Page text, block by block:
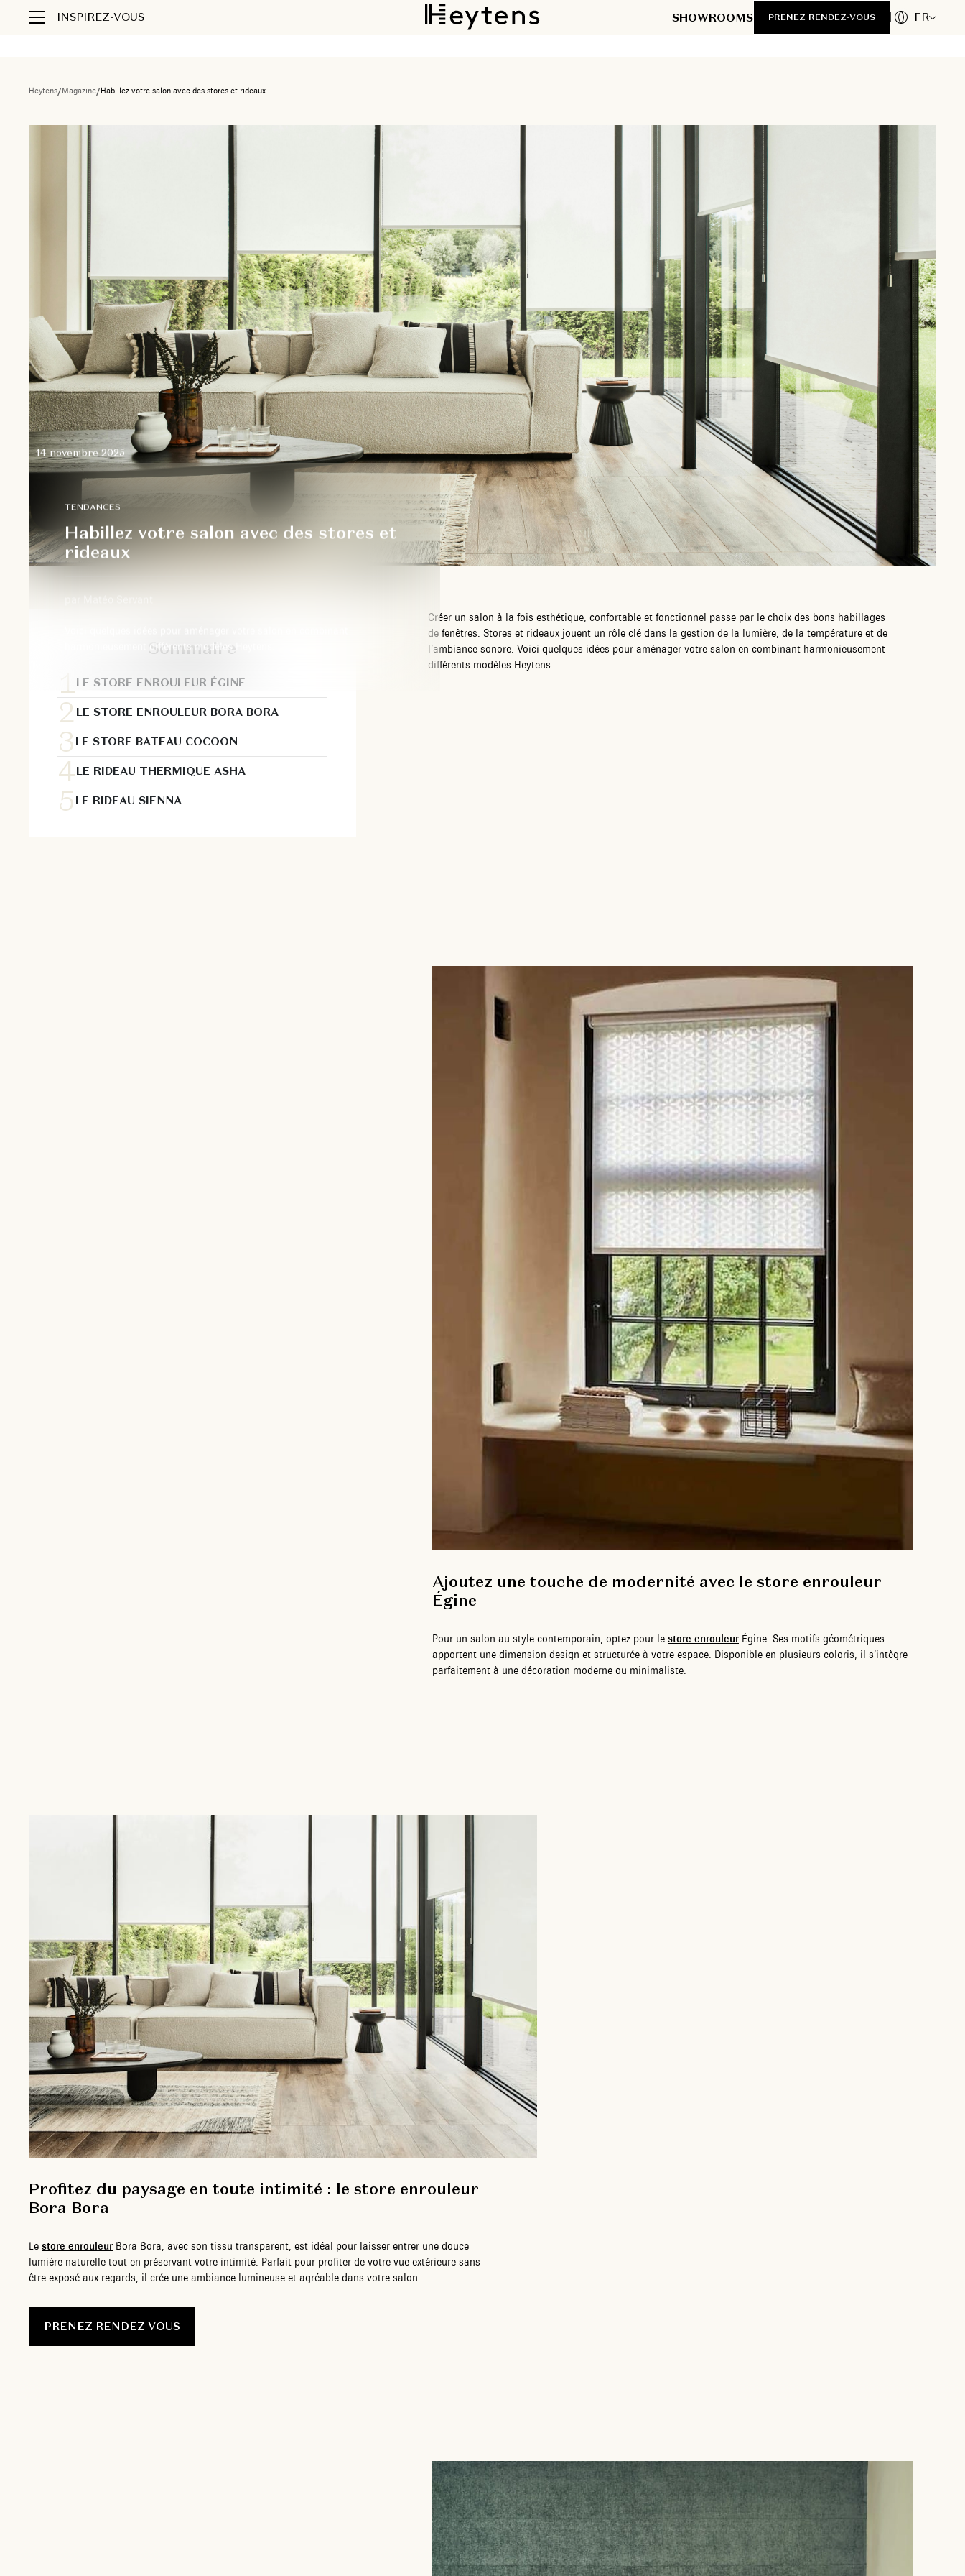
INSPIREZ-VOUS SHOWROOMS PRENEZ RENDEZ-VOUS FR
Heytens/Magazine/Habillez votre salon avec des stores et rideaux
14 novembre 2025
TENDANCES
Habillez votre salon avec des stores et
rideaux
harmonieusement différents modèles Heytens.
Sommaire
LE STORE ENROULEUR ÉGINE
LE STORE ENROULEUR BORA BORA
LE STORE BATEAU COCOON
LE RIDEAU THERMIQUE ASHA
LE RIDEAU SIENNA
Créer un salon à la fois esthétique, confortable et fonctionnel passe par le choix des bons habillages
de fenêtres. Stores et rideaux jouent un rôle clé dans la gestion de la lumière, de la température et de
l’ambiance sonore. Voici quelques idées pour aménager votre salon en combinant harmonieusement
différents modèles Heytens.
Ajoutez une touche de modernité avec le store enrouleur
Égine
Pour un salon au style contemporain, optez pour le store enrouleur Égine. Ses motifs géométriques
apportent une dimension design et structurée à votre espace. Disponible en plusieurs coloris, il s’intègre
parfaitement à une décoration moderne ou minimaliste.
Profitez du paysage en toute intimité : le store enrouleur
Bora Bora
Le store enrouleur Bora Bora, avec son tissu transparent, est idéal pour laisser entrer une douce
lumière naturelle tout en préservant votre intimité. Parfait pour profiter de votre vue extérieure sans
être exposé aux regards, il crée une ambiance lumineuse et agréable dans votre salon.
PRENEZ RENDEZ-VOUS